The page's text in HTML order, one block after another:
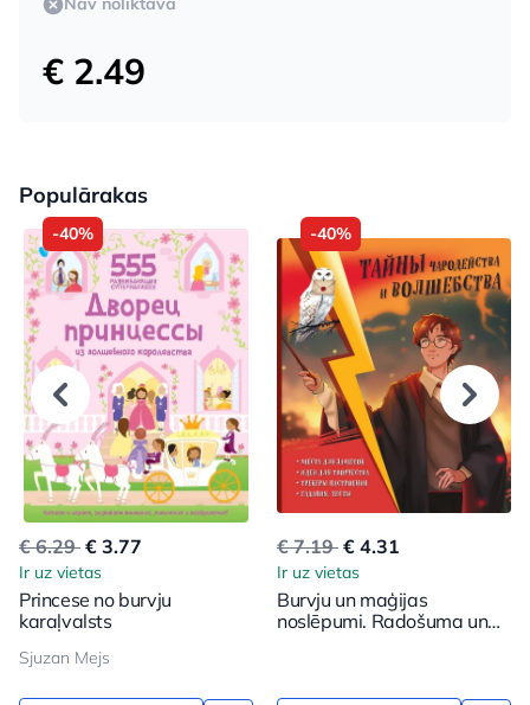
€ 2.49
Populārakas
-40%
€ 6.29 € 3.77
Ir uz vietas
Princese no burvju
karaļvalsts
Sjuzan Mejs
-40%
€ 7.19 € 4.31
Ir uz vietas
Burvju un maģijas
noslēpumi. Radošuma un